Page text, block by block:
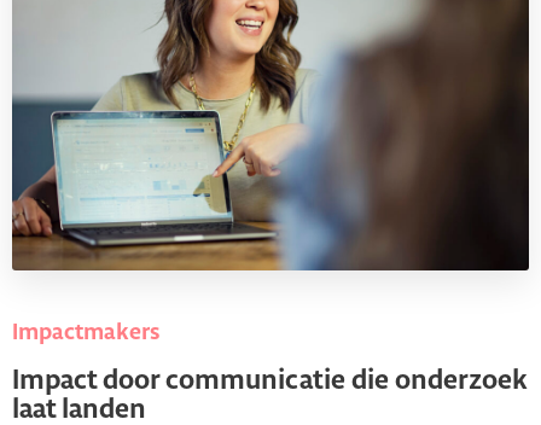
Impactmakers
Impact door communicatie die onderzoek
laat landen